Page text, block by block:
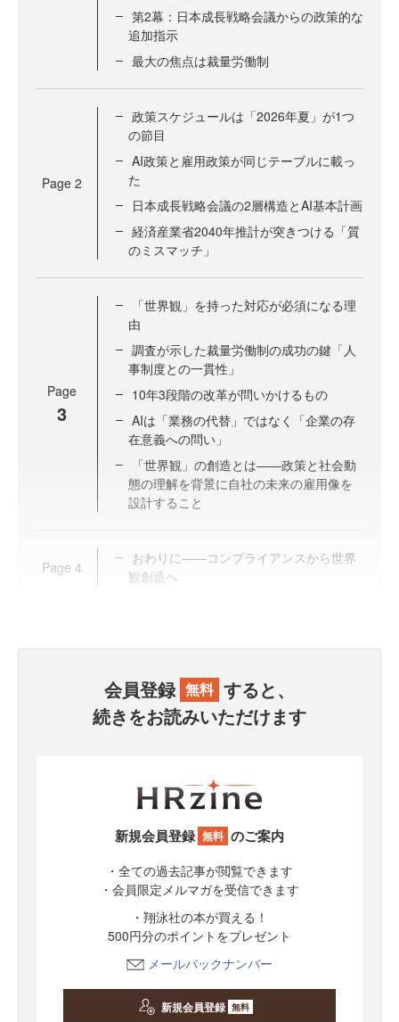
第2幕：日本成長戦略会議からの政策的な
追加指示
最大の焦点は裁量労働制
Page 2
政策スケジュールは「2026年夏」が1つ
の節目
AI政策と雇用政策が同じテーブルに載っ
た
日本成長戦略会議の2層構造とAI基本計画
経済産業省2040年推計が突きつける「質
のミスマッチ」
Page
3
「世界観」を持った対応が必須になる理
由
調査が示した裁量労働制の成功の鍵「人
事制度との一貫性」
10年3段階の改革が問いかけるもの
AIは「業務の代替」ではなく「企業の存
在意義への問い」
「世界観」の創造とは——政策と社会動
態の理解を背景に自社の未来の雇用像を
設計すること
Page 4
おわりに——コンプライアンスから世界
観創造へ
会員登録 無料 すると、
続きをお読みいただけます
新規会員登録 無料 のご案内
・全ての過去記事が閲覧できます
・会員限定メルマガを受信できます
・翔泳社の本が買える！
500円分のポイントをプレゼント
メールバックナンバー
新規会員登録 無料